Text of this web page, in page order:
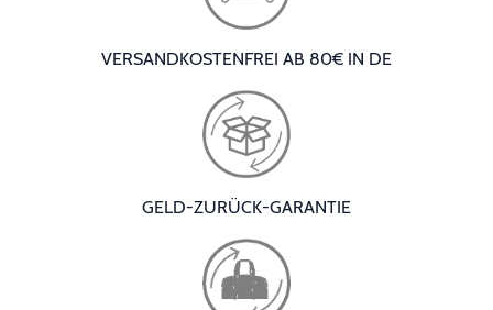
VERSANDKOSTENFREI AB 80€ IN DE
GELD-ZURÜCK-GARANTIE